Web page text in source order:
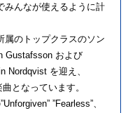
みんなが使えるように計
属のトップクラスのソン
Gustafsson および
Nordqvist を迎え、
となっています。
”Fearless”、